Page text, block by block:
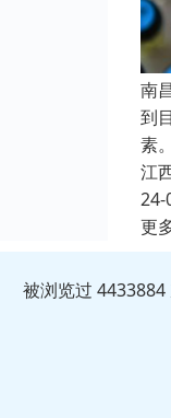
南
到
素
江
24-
更
被浏览过